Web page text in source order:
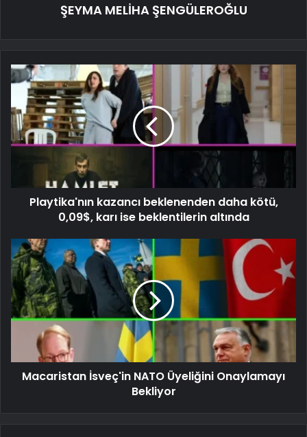
ŞEYMA MELİHA ŞENGÜLEROĞLU
Playtika'nın kazancı beklenenden daha kötü,
0,09$, karı ise beklentilerin altında
Macaristan İsveç'in NATO Üyeliğini Onaylamayı
Bekliyor